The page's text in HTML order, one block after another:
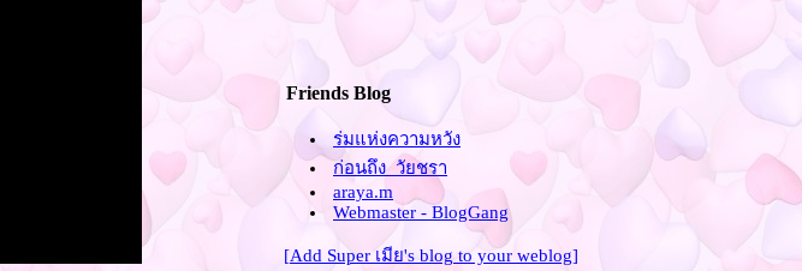
ทอัพ เจ็บหลังเพราะสควอท มันยัง
ไงกันนะ?
Fit & Firm Eat Clean
Fit & Firm 19 เดือนผ่านไปไว
เหมือนโกหกเน้อ!!
Fit & Firm เธอผู้เคยถูกใครๆ
Fit & Firm เจ้าสาวกลับมาปั้นหุ่น
Friends Blog
ร่มแห่งความหวัง
ก่อนถึง_วัยชรา
araya.m
Webmaster - BlogGang
[Add Super เมีย's blog to your weblog]